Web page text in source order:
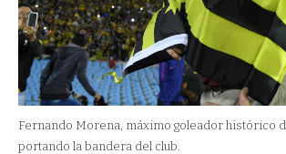
Fernando Morena, máximo goleador histórico
portando la bandera del club.